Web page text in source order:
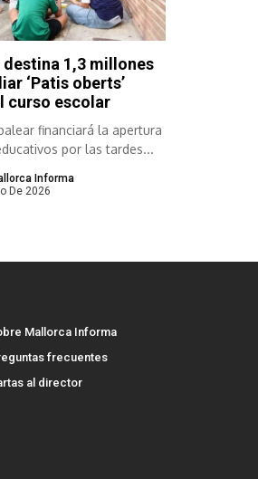
destina 1,3 millones
‘Patis oberts’
curso escolar
financiará la apertura
por las tardes...
Informa
De 2026
Mallorca Informa
frecuentes
al director